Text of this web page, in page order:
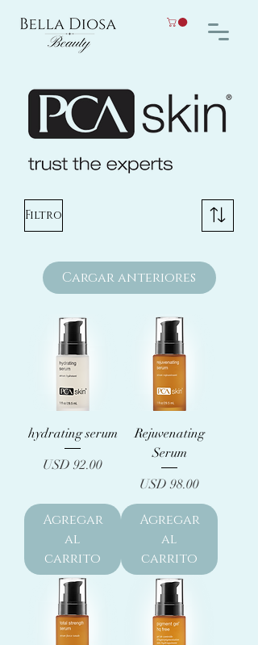
Filtro
Cargar anteriores
hydrating serum
Precio
USD 92.00
Agregar
al
carrito
Rejuvenating
Serum
Precio
USD 98.00
Agregar
al
carrito